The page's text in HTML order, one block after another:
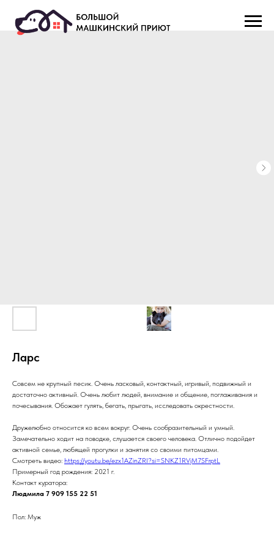
Ларс
Совсем не крупный песик. Очень ласковый, контактный, игривый, подвижный и
достаточно активный. Очень любит людей, внимание и общение, поглаживания и
почесывания. Обожает гулять, бегать, прыгать, исследовать окрестности.
Дружелюбно относится ко всем вокруг. Очень сообразительный и умный.
Замечательно ходит на поводке, слушается своего человека. Отлично подойдет
активной семье, любящей прогулки и занятия со своими питомцами.
Смотреть видео: https://youtu.be/ezx1AZinZRI?si=SNKZ1RVjM7SFrptL
Примерный год рождения: 2021 г.
Контакт куратора:
Людмила 7 909 155 22 51
Пол: Муж